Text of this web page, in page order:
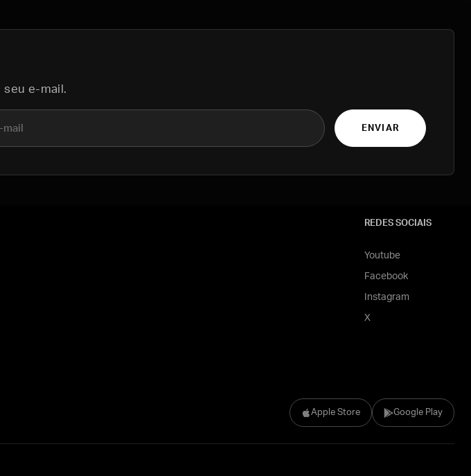
seu e-mail.
ENVIAR
Apple Store Google Play
REDES SOCIAIS
Youtube
Facebook
Instagram
X